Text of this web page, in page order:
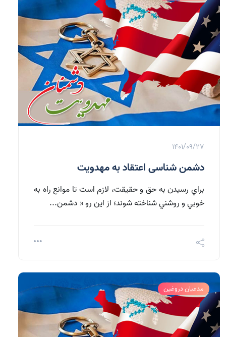
1401/09/27
دشمن شناسی اعتقاد به مهدویت
براي رسيدن به حق و حقيقت، لازم است تا موانع راه به
خوبي و روشني شناخته شوند؛ از اين رو « دشمن...
مدعیان دروغین